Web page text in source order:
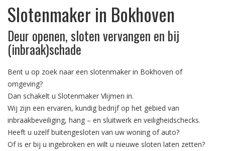
Slotenmaker in Bokhoven
Deur openen, sloten vervangen en bij
(inbraak)schade
Bent u op zoek naar een slotenmaker in Bokhoven of
omgeving?
Dan schakelt u Slotenmaker Vlijmen in.
Wij zijn een ervaren, kundig bedrijf op het gebied van
inbraakbeveiliging, hang – en sluitwerk en veiligheidschecks.
Heeft u uzelf buitengesloten van uw woning of auto?
Of is er bij u ingebroken en wilt u nieuwe sloten laten zetten?